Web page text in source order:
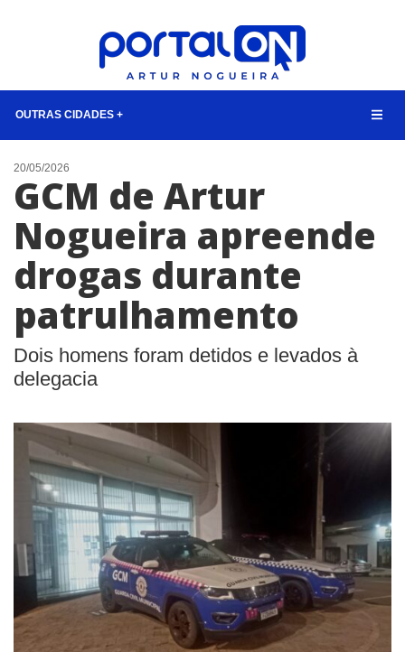
OUTRAS CIDADES +
NOTÍCIAS
LISTA DIGITAL
TELEFONES ÚTEIS
QUEM SOMOS
CONTATO
ANUNCIE
20/05/2026
GCM de Artur
Nogueira apreende
drogas durante
patrulhamento
Dois homens foram detidos e levados à
delegacia